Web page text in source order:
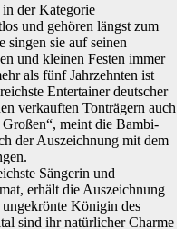
der Kategorie
und gehören längst zum
singen sie auf seinen
und kleinen Festen immer
als fünf Jahrzehnten ist
Entertainer deutscher
verkauften Tonträgern auch
meint die Bambi-
der Auszeichnung mit dem
Sängerin und
erhält die Auszeichnung
Königin des
sind ihr natürlicher Charme